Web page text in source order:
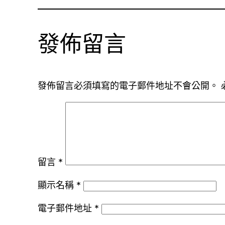
發佈留言
發佈留言必須填寫的電子郵件地址不會公開。
留言 *
顯示名稱 *
電子郵件地址 *